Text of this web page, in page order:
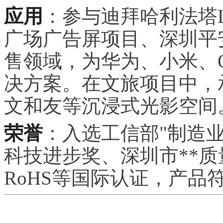
应用 ：参与迪拜哈利法
广场广告屏项目、深圳
售领域，为华为、小米
决方案。在文旅项目中
文和友等沉浸式光影空间
荣誉 ：入选工信部"制造
科技进步奖、深圳市**质
RoHS等国际认证，产品